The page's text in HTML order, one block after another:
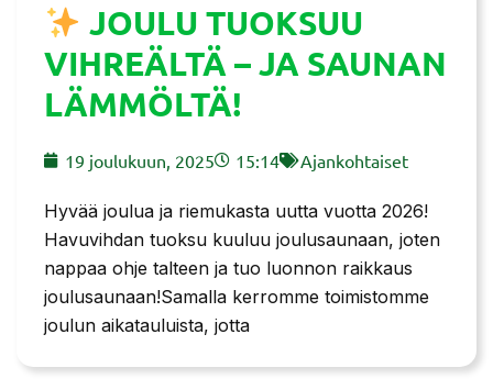
JOULU TUOKSUU
VIHREÄLTÄ – JA SAUNAN
LÄMMÖLTÄ!
19 joulukuun, 2025 15:14 Ajankohtaiset
Hyvää joulua ja riemukasta uutta vuotta 2026!
Havuvihdan tuoksu kuuluu joulusaunaan, joten
nappaa ohje talteen ja tuo luonnon raikkaus
joulusaunaan!Samalla kerromme toimistomme
joulun aikatauluista, jotta